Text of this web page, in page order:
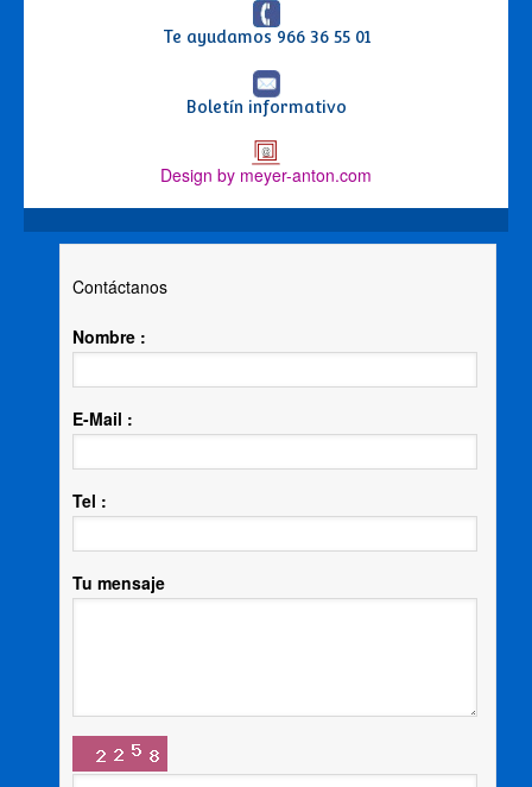
Te ayudamos 966 36 55 01
Boletín informativo
Design by meyer-anton.com
Contáctanos
Nombre :
E-Mail :
Tel :
Tu mensaje